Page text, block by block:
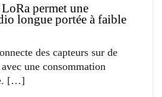
permet une
longue portée à faible
des capteurs sur de
une consommation